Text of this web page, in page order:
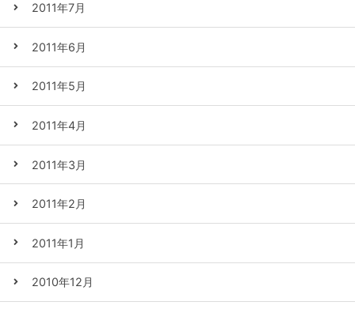
2011年7月
2011年6月
2011年5月
2011年4月
2011年3月
2011年2月
2011年1月
2010年12月